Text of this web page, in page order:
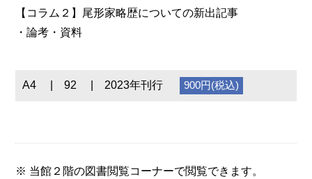
【コラム２】尾形家略歴についての新出記事
・論考・資料
A4 92 2023年刊行 900円(税込)
当館２階の図書閲覧コーナーで閲覧できます。